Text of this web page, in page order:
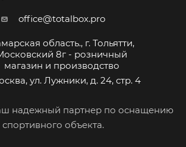
office@totalbox.pro
область., г. Тольятти,
8г - розничный
магазин и производство
ул. Лужники, д. 24, стр. 4
надежный партнер по оснащению
спортивного объекта.